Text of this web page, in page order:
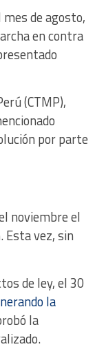
de agosto,
en contra
(CTMP),
por parte
noviembre el
Esta vez, sin
de ley, el 30
la
la